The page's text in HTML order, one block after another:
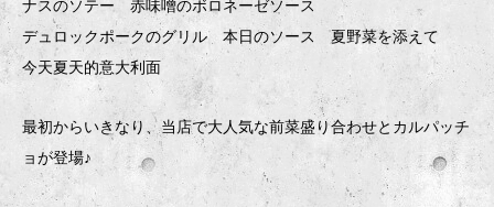
ナスのソテー 赤味噌のボロネーゼソース
デュロックポークのグリル 本日のソース 夏野菜を添えて
今天夏天的意大利面
最初からいきなり、当店で大人気な前菜盛り合わせとカルパッチ
ョが登場♪